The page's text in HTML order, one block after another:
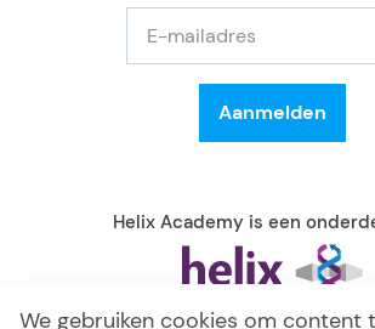
Helix Academy is een
We gebruiken cookies om content